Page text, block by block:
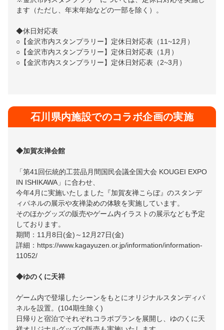
ます（ただし、年末年始などの一部を除く）。
◆休日対応表
○【金沢市内スタンプラリー】定休日対応表（11~12月）
○【金沢市内スタンプラリー】定休日対応表（1月）
○【金沢市内スタンプラリー】定休日対応表（2~3月）
石川県内施設でのコラボ企画の実施
◆加賀友禅会館
「第41回伝統的工芸品月間国民会議全国大会 KOUGEI EXPO
IN ISHIKAWA」に合わせ、
今年4月に実施いたしました『加賀友禅こらぼ』のスタンデ
ィパネルの展示や友禅染めの体験を実施しています。
そのほかグッズの販売やゲーム内イラストの展示なども予定
しております。
期間：11月8日(金)～12月27日(金)
詳細： https://www.kagayuzen.or.jp/information/information-
11052/
◆ゆのくに天祥
ゲーム内で登場したシーンをもとにオリジナルスタンディパ
ネルを設置。(104期生除く)
日帰りと宿泊でそれぞれコラボプランを展開し、ゆのくに天